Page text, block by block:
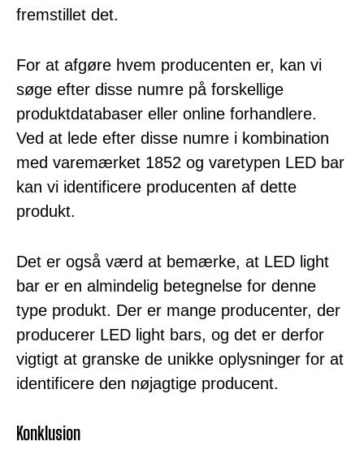
fremstillet det.
For at afgøre hvem producenten er, kan vi
søge efter disse numre på forskellige
produktdatabaser eller online forhandlere.
Ved at lede efter disse numre i kombination
med varemærket 1852 og varetypen LED bar
kan vi identificere producenten af ​​dette
produkt.
Det er også værd at bemærke, at LED light
bar er en almindelig betegnelse for denne
type produkt. Der er mange producenter, der
producerer LED light bars, og det er derfor
vigtigt at granske de unikke oplysninger for at
identificere den nøjagtige producent.
Konklusion